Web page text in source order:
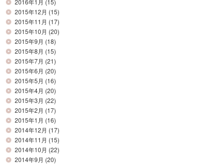
2015年12月 (15)
2015年11月 (17)
2015年10月 (20)
2015年9月 (18)
2015年8月 (15)
2015年7月 (21)
2015年6月 (20)
2015年5月 (16)
2015年4月 (20)
2015年3月 (22)
2015年2月 (17)
2015年1月 (16)
2014年12月 (17)
2014年11月 (15)
2014年10月 (22)
2014年9月 (20)